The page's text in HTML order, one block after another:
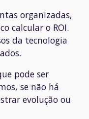
organizadas,
calcular o ROI.
da tecnologia
pode ser
se não há
evolução ou